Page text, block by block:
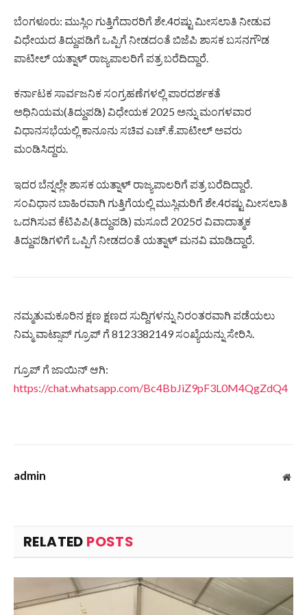
ಬೆಂಗಳೂರು: ಮುಸ್ಲಿಂ ಗುತ್ತಿಗೆದಾರರಿಗೆ ಶೇ.4ರಷ್ಟು ಮೀಸಲಾತಿ ನೀಡುವ
ವಿಧೇಯದ ತಿದ್ದುಪಡಿಗೆ ಒಪ್ಪಿಗೆ ನೀಡದಂತೆ ಬಿಜೆಪಿ ಶಾಸಕ ಬಸನಗೌಡ
ಪಾಟೀಲ್ ಯತ್ನಾಳ್ ರಾಜ್ಯಪಾಲರಿಗೆ ಪತ್ರ ಬರೆದಿದ್ದಾರೆ.
ಕರ್ನಾಟಕ ಸಾರ್ವಜನಿಕ ಸಂಗ್ರಹಣೆಗಳಲ್ಲಿ ಪಾರದರ್ಶಕತೆ
ಅಧಿನಿಯಮ(ತಿದ್ದುಪಡಿ) ವಿಧೇಯಕ 2025 ಅನ್ನು ಮಂಗಳವಾರ
ವಿಧಾನಸಭೆಯಲ್ಲಿ ಕಾನೂನು ಸಚಿವ ಎಚ್.ಕೆ.ಪಾಟೀಲ್ ಅವರು
ಮಂಡಿಸಿದ್ದರು.
ಇದರ ಬೆನ್ನಲ್ಲೇ ಶಾಸಕ ಯತ್ನಾಳ್ ರಾಜ್ಯಪಾಲರಿಗೆ ಪತ್ರ ಬರೆದಿದ್ದಾರೆ.
ಸಂವಿಧಾನ ಬಾಹಿರವಾಗಿ ಗುತ್ತಿಗೆಯಲ್ಲಿ ಮುಸ್ಲಿಮರಿಗೆ ಶೇ.4ರಷ್ಟು ಮೀಸಲಾತಿ
ಒದಗಿಸುವ ಕೆಟಿಪಿಪಿ(ತಿದ್ದುಪಡಿ) ಮಸೂದೆ 2025ರ ವಿವಾದಾತ್ಮಕ
ತಿದ್ದುಪಡಿಗಳಿಗೆ ಒಪ್ಪಿಗೆ ನೀಡದಂತೆ ಯತ್ನಾಳ್ ಮನವಿ ಮಾಡಿದ್ದಾರೆ.
ನಮ್ಮತುಮಕೂರಿನ ಕ್ಷಣ ಕ್ಷಣದ ಸುದ್ದಿಗಳನ್ನು ನಿರಂತರವಾಗಿ ಪಡೆಯಲು
ನಿಮ್ಮ ವಾಟ್ಸಾಪ್ ಗ್ರೂಪ್ ಗೆ 8123382149 ಸಂಖ್ಯೆಯನ್ನು ಸೇರಿಸಿ.
ಗ್ರೂಪ್ ಗೆ ಜಾಯಿನ್ ಆಗಿ:
https://chat.whatsapp.com/Bc4BbJiZ9pF3L0M4QgZdQ4
admin
RELATED POSTS